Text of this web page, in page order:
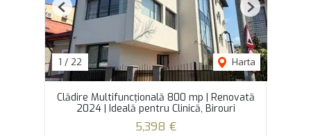
1 / 22 Harta
Previous Next
Clădire Multifuncțională 800 mp | Renovată
2024 | Ideală pentru Clinică, Birouri
5,398 €